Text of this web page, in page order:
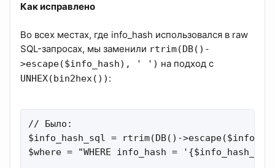
Как исправлено
Во всех местах, где info_hash использовался в raw
SQL-запросах, мы заменили rtrim(DB()-
>escape($info_hash), ' ') на подход с
UNHEX(bin2hex()) :
// Было:
$info_hash_sql = rtrim(DB()-
$where = "WHERE info_hash =